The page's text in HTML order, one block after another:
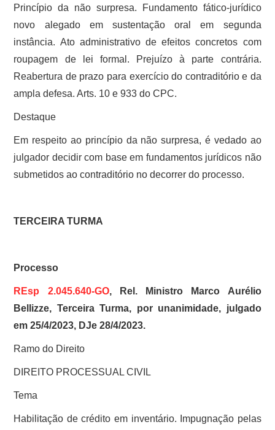
Princípio da não surpresa. Fundamento fático-jurídico
novo alegado em sustentação oral em segunda
instância. Ato administrativo de efeitos concretos com
roupagem de lei formal. Prejuízo à parte contrária.
Reabertura de prazo para exercício do contraditório e da
ampla defesa. Arts. 10 e 933 do CPC.
Destaque
Em respeito ao princípio da não surpresa, é vedado ao
julgador decidir com base em fundamentos jurídicos não
submetidos ao contraditório no decorrer do processo.
TERCEIRA TURMA
Processo
REsp 2.045.640-GO, Rel. Ministro Marco Aurélio
Bellizze, Terceira Turma, por unanimidade, julgado
em 25/4/2023, DJe 28/4/2023.
Ramo do Direito
DIREITO PROCESSUAL CIVIL
Tema
Habilitação de crédito em inventário. Impugnação pelas